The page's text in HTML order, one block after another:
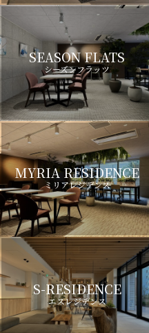
SEASON FLATS
シーズンフラッツ
MYRIA RESIDENCE
ミリアレジデンス
S-RESIDENCE
エスレジデンス